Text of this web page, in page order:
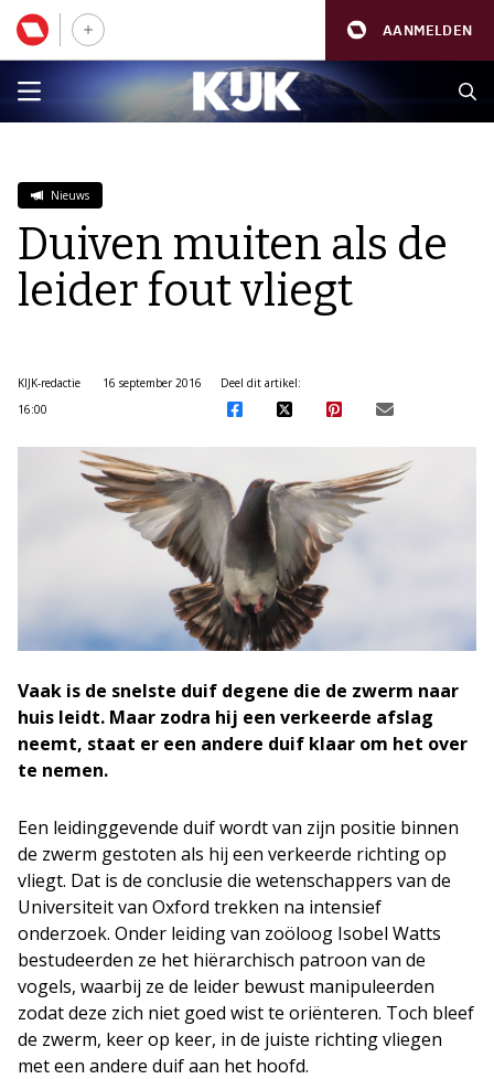
AANMELDEN
Nieuws
Duiven muiten als de
leider fout vliegt
KIJK-redactie
16 september 2016
16:00
Deel dit artikel:
Vaak is de snelste duif degene die de zwerm naar
huis leidt. Maar zodra hij een verkeerde afslag
neemt, staat er een andere duif klaar om het over
te nemen.
Een leidinggevende duif wordt van zijn positie binnen
de zwerm gestoten als hij een verkeerde richting op
vliegt. Dat is de conclusie die wetenschappers van de
Universiteit van Oxford trekken na intensief
onderzoek. Onder leiding van zoöloog Isobel Watts
bestudeerden ze het hiërarchisch patroon van de
vogels, waarbij ze de leider bewust manipuleerden
zodat deze zich niet goed wist te oriënteren. Toch bleef
de zwerm, keer op keer, in de juiste richting vliegen
met een andere duif aan het hoofd.